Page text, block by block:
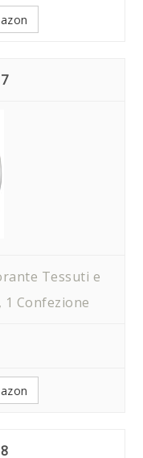
7
Tessuti e
Confezione
8